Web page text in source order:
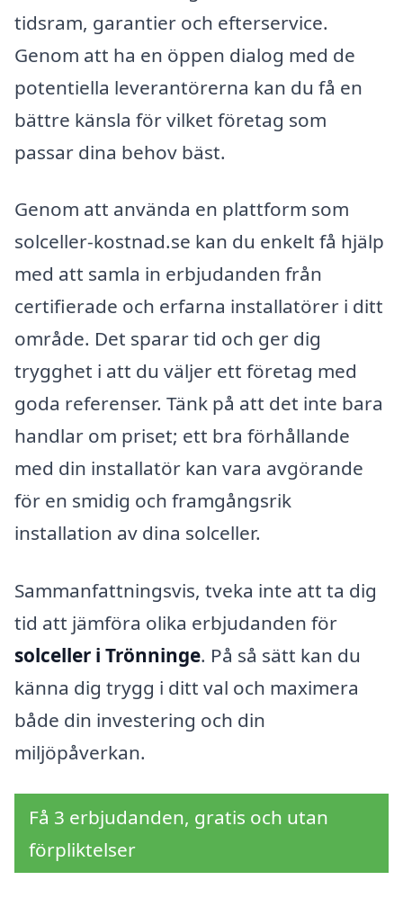
tidsram, garantier och efterservice.
Genom att ha en öppen dialog med de
potentiella leverantörerna kan du få en
bättre känsla för vilket företag som
passar dina behov bäst.
Genom att använda en plattform som
solceller-kostnad.se kan du enkelt få hjälp
med att samla in erbjudanden från
certifierade och erfarna installatörer i ditt
område. Det sparar tid och ger dig
trygghet i att du väljer ett företag med
goda referenser. Tänk på att det inte bara
handlar om priset; ett bra förhållande
med din installatör kan vara avgörande
för en smidig och framgångsrik
installation av dina solceller.
Sammanfattningsvis, tveka inte att ta dig
tid att jämföra olika erbjudanden för
solceller i Trönninge. På så sätt kan du
känna dig trygg i ditt val och maximera
både din investering och din
miljöpåverkan.
Få 3 erbjudanden, gratis och utan
förpliktelser